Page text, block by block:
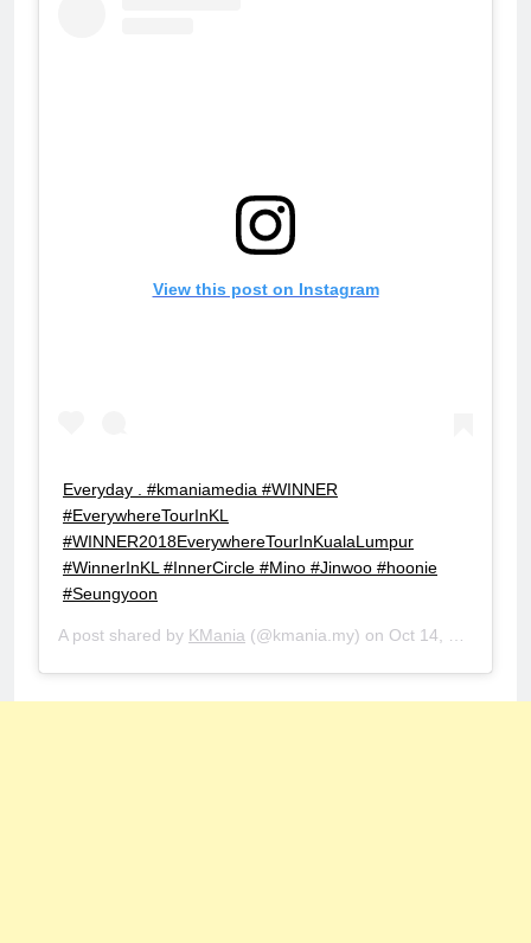
View this post on Instagram
Everyday . #kmaniamedia #WINNER
#EverywhereTourInKL
#WINNER2018EverywhereTourInKualaLumpur
#WinnerInKL #InnerCircle #Mino #Jinwoo #hoonie
#Seungyoon
A post shared by KMania (@kmania.my) on Oct 14, 2018 at 3:26am PDT